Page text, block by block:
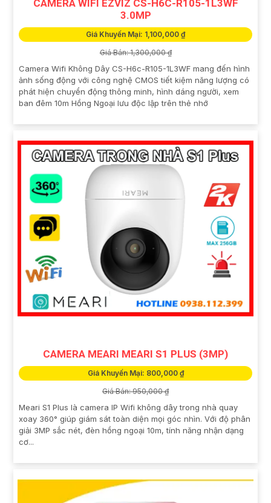
CAMERA WIFI EZVIZ CS-H6C-R105-1L3WF
3.0MP
Giá Khuyến Mại: 1,100,000 ₫
Giá Bán: 1,300,000 ₫
Camera Wifi Không Dây CS-H6c-R105-1L3WF mang đến hình
ảnh sống động với công nghệ CMOS tiết kiệm năng lượng có
phát hiện chuyển động thông minh, hình dáng người, xem
ban đêm 10m Hồng Ngoại lưu độc lập trên thẻ nhớ
CAMERA MEARI MEARI S1 PLUS (3MP)
Giá Khuyến Mại: 800,000 ₫
Giá Bán: 950,000 ₫
Meari S1 Plus là camera IP Wifi không dây trong nhà quay
xoay 360° giúp giám sát toàn diện mọi góc nhìn. Với độ phân
giải 3MP sắc nét, đèn hồng ngoại 10m, tính năng nhận dạng
cơ...